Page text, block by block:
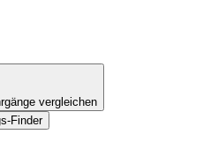
vergleichen
Finder